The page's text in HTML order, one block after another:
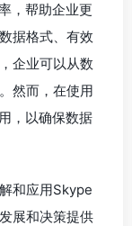
，帮助企业更
据格式、有效
企业可以从数
然而，在使用
，以确保数据
和应用Skype
展和决策提供